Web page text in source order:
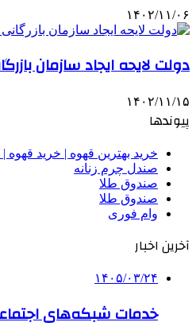
۱۴۰۲/۱۱/۰۶
دولت لایحه ایجاد سازمان
۱۴۰۲/۱۱/۱۵
پیوندها
خرید بهترین قهوه | خرید قهوه
صندل چرم زنانه
صندوق طلا
صندوق طلا
وام فوری
آخرین اخبار
۱۴۰۵/۰۳/۲۴